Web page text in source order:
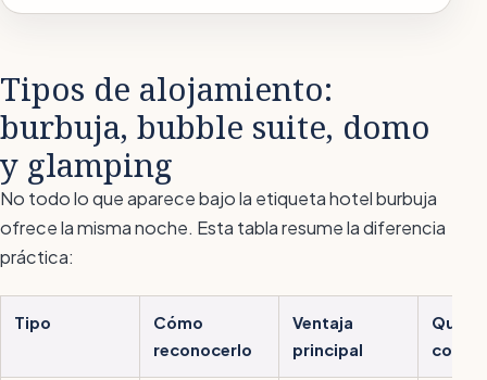
Tipos de alojamiento:
burbuja, bubble suite, domo
y glamping
No todo lo que aparece bajo la etiquetahotel burbuja
ofrece la misma noche. Esta tabla resume la diferencia
práctica:
Tipo
Cómo
reconocerlo
Ventaja
principal
Qué